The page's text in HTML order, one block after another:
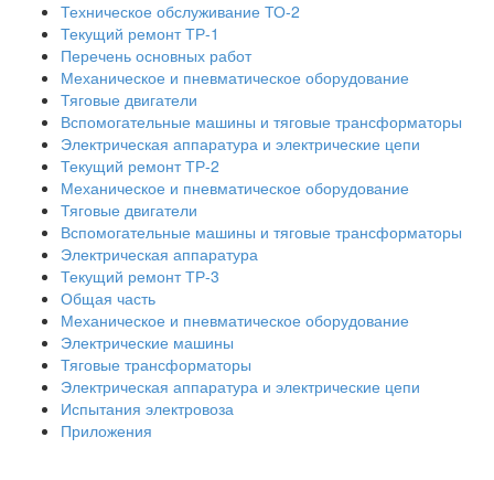
Техническое обслуживание ТО-2
Текущий ремонт ТР-1
Перечень основных работ
Механическое и пневматическое оборудование
Тяговые двигатели
Вспомогательные машины и тяговые трансформаторы
Электрическая аппаратура и электрические цепи
Текущий ремонт ТР-2
Механическое и пневматическое оборудование
Тяговые двигатели
Вспомогательные машины и тяговые трансформаторы
Электрическая аппаратура
Текущий ремонт ТР-3
Общая часть
Механическое и пневматическое оборудование
Электрические машины
Тяговые трансформаторы
Электрическая аппаратура и электрические цепи
Испытания электровоза
Приложения